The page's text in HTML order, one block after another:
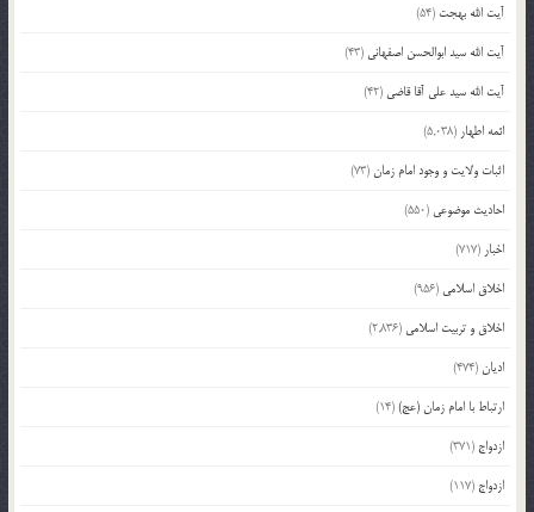
آیت الله بهجت (54)
آیت الله سید ابوالحسن اصفهانی (43)
آیت الله سید علی آقا قاضی (42)
ائمه اطهار (5,038)
اثبات ولایت و وجود امام زمان(73)
احادیث موضوعی (550)
اخبار (717)
اخلاق اسلامی (956)
اخلاق و تربیت اسلامی (2,836)
ادیان(474)
ارتباط با امام زمان (عج)(14)
ازدواج (371)
ازدواج (117)